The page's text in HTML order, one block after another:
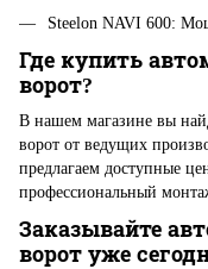
Steelon NAVI 600:
Где купить
ворот?
В нашем магазине вы
ворот от ведущих
предлагаем доступные
профессиональный
Заказывайте
ворот уже